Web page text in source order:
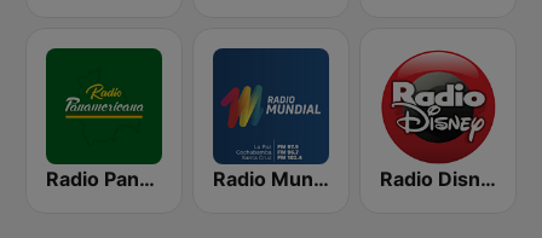
Radio Panamericana Radio Mundial Bolivia Radio Disney Bolivia